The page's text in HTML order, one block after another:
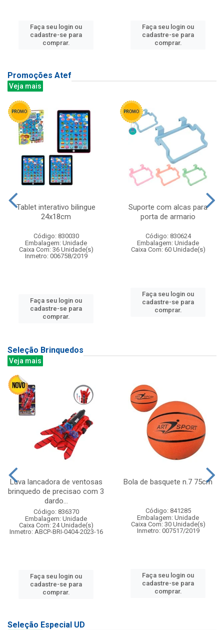
Faça seu login ou
cadastre-se para
comprar.
Faça seu login ou
cadastre-se para
comprar.
Promoções Atef
Veja mais
Tablet interativo bilingue
24x18cm
Código: 830030
Embalagem: Unidade
Caixa Com: 36 Unidade(s)
Inmetro: 006758/2019
Faça seu login ou
cadastre-se para
comprar.
Suporte com alcas para
porta de armario
Código: 830624
Embalagem: Unidade
Caixa Com: 60 Unidade(s)
Faça seu login ou
cadastre-se para
comprar.
Seleção Brinquedos
Veja mais
Luva lancadora de ventosas
brinquedo de precisao com 3
dardo...
Código: 836370
Embalagem: Unidade
Caixa Com: 24 Unidade(s)
Inmetro: ABCP-BRI-0404-2023-16
Faça seu login ou
cadastre-se para
comprar.
Bola de basquete n.7 75cm
Código: 841285
Embalagem: Unidade
Caixa Com: 30 Unidade(s)
Inmetro: 007517/2019
Faça seu login ou
cadastre-se para
comprar.
Seleção Especial UD